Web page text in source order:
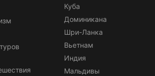
Куба
Доминикана
Шри-Ланка
Вьетнам
Индия
Мальдивы